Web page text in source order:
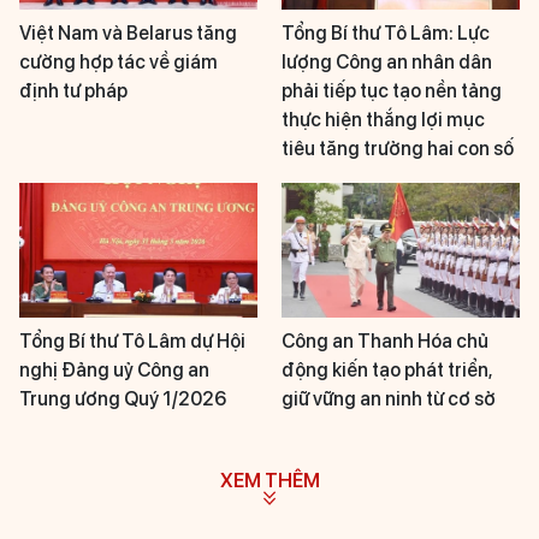
Việt Nam và Belarus tăng
cường hợp tác về giám
định tư pháp
Tổng Bí thư Tô Lâm: Lực
lượng Công an nhân dân
phải tiếp tục tạo nền tảng
thực hiện thắng lợi mục
tiêu tăng trưởng hai con số
Tổng Bí thư Tô Lâm dự Hội
nghị Đảng uỷ Công an
Trung ương Quý 1/2026
Công an Thanh Hóa chủ
động kiến tạo phát triển,
giữ vững an ninh từ cơ sở
XEM THÊM